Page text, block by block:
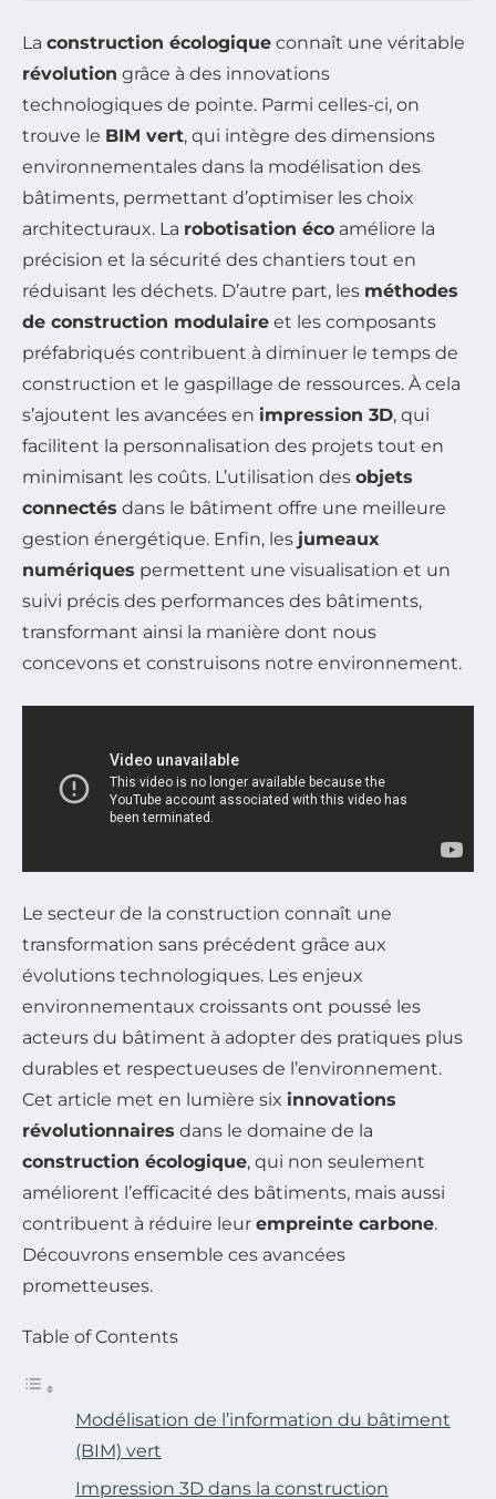
La construction écologique connaît une véritable
révolution grâce à des innovations
technologiques de pointe. Parmi celles-ci, on
trouve le BIM vert, qui intègre des dimensions
environnementales dans la modélisation des
bâtiments, permettant d’optimiser les choix
architecturaux. La robotisation éco améliore la
précision et la sécurité des chantiers tout en
réduisant les déchets. D’autre part, les méthodes
de construction modulaire et les composants
préfabriqués contribuent à diminuer le temps de
construction et le gaspillage de ressources. À cela
s’ajoutent les avancées en impression 3D, qui
facilitent la personnalisation des projets tout en
minimisant les coûts. L’utilisation des objets
connectés dans le bâtiment offre une meilleure
gestion énergétique. Enfin, les jumeaux
numériques permettent une visualisation et un
suivi précis des performances des bâtiments,
transformant ainsi la manière dont nous
concevons et construisons notre environnement.
Le secteur de la construction connaît une
transformation sans précédent grâce aux
évolutions technologiques. Les enjeux
environnementaux croissants ont poussé les
acteurs du bâtiment à adopter des pratiques plus
durables et respectueuses de l’environnement.
Cet article met en lumière six innovations
révolutionnaires dans le domaine de la
construction écologique, qui non seulement
améliorent l’efficacité des bâtiments, mais aussi
contribuent à réduire leur empreinte carbone.
Découvrons ensemble ces avancées
prometteuses.
Table of Contents
Modélisation de l’information du bâtiment
(BIM) vert
Impression 3D dans la construction